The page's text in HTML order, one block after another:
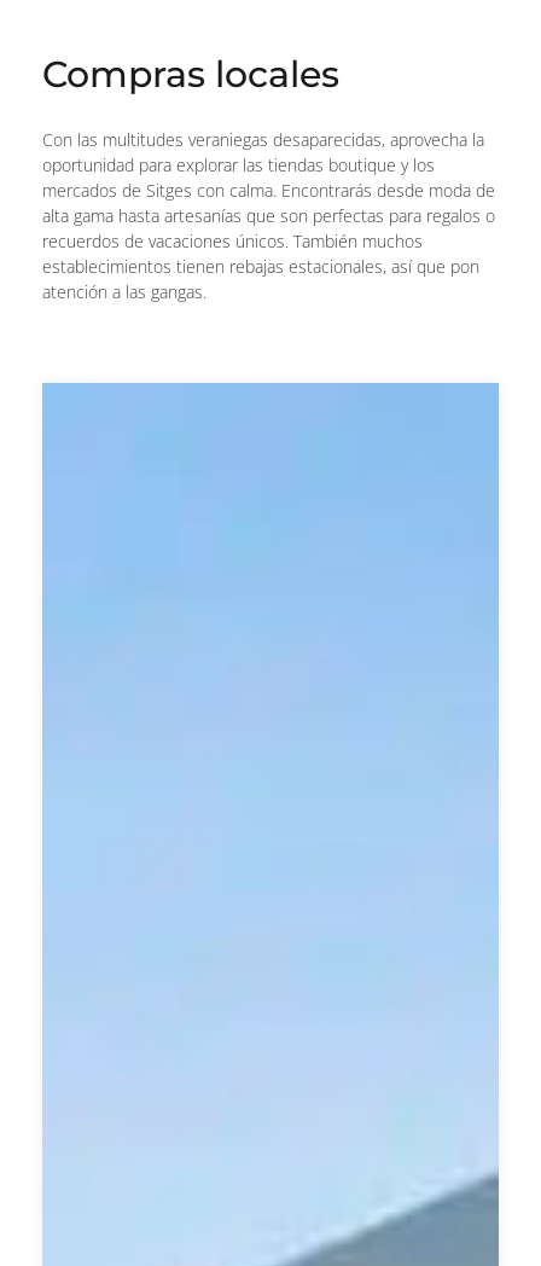
Compras locales
Con las multitudes veraniegas desaparecidas, aprovecha la
oportunidad para explorar las tiendas boutique y los
mercados de Sitges con calma. Encontrarás desde moda de
alta gama hasta artesanías que son perfectas para regalos o
recuerdos de vacaciones únicos. También muchos
establecimientos tienen rebajas estacionales, así que pon
atención a las gangas.